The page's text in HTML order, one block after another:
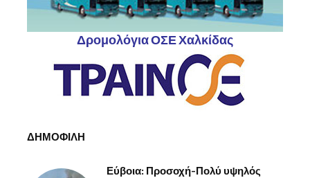
Δρομολόγια ΟΣΕ Χαλκίδας
ΔΗΜΟΦΙΛΗ
Εύβοια: Προσοχή-Πολύ υψηλός